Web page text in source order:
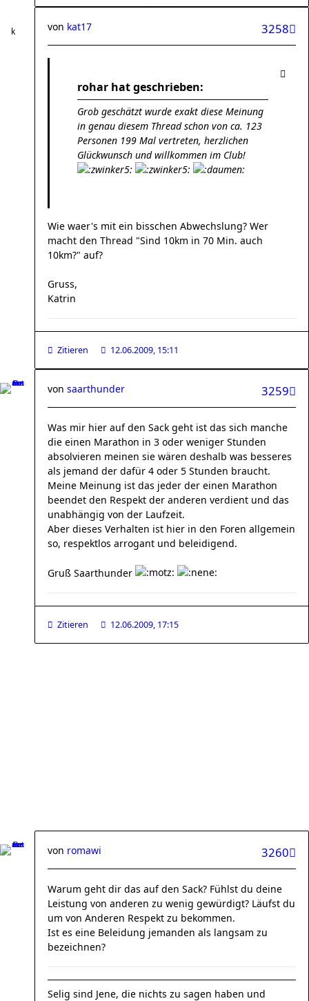
3258
von kat17
rohar hat geschrieben:
Grob geschätzt wurde exakt diese Meinung
in genau diesem Thread schon von ca. 123
Personen 199 Mal vertreten, herzlichen
Glückwunsch und willkommen im Club!
Wie waer's mit ein bisschen Abwechslung? Wer
macht den Thread "Sind 10km in 70 Min. auch
10km?" auf?
Gruss,
Katrin
Zitieren 12.06.2009, 15:11
3259
von saarthunder
Was mir hier auf den Sack geht ist das sich manche
die einen Marathon in 3 oder weniger Stunden
absolvieren meinen sie wären deshalb was besseres
als jemand der dafür 4 oder 5 Stunden braucht.
Meine Meinung ist das jeder der einen Marathon
beendet den Respekt der anderen verdient und das
unabhängig von der Laufzeit.
Aber dieses Verhalten ist hier in den Foren allgemein
so, respektlos arrogant und beleidigend.
Gruß Saarthunder
Zitieren 12.06.2009, 17:15
3260
von romawi
Warum geht dir das auf den Sack? Fühlst du deine
Leistung von anderen zu wenig gewürdigt? Läufst du
um von Anderen Respekt zu bekommen.
Ist es eine Beleidung jemanden als langsam zu
bezeichnen?
Selig sind Jene, die nichts zu sagen haben und